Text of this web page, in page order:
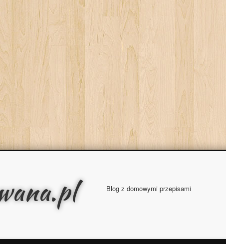
Blog z domowymi przepisami